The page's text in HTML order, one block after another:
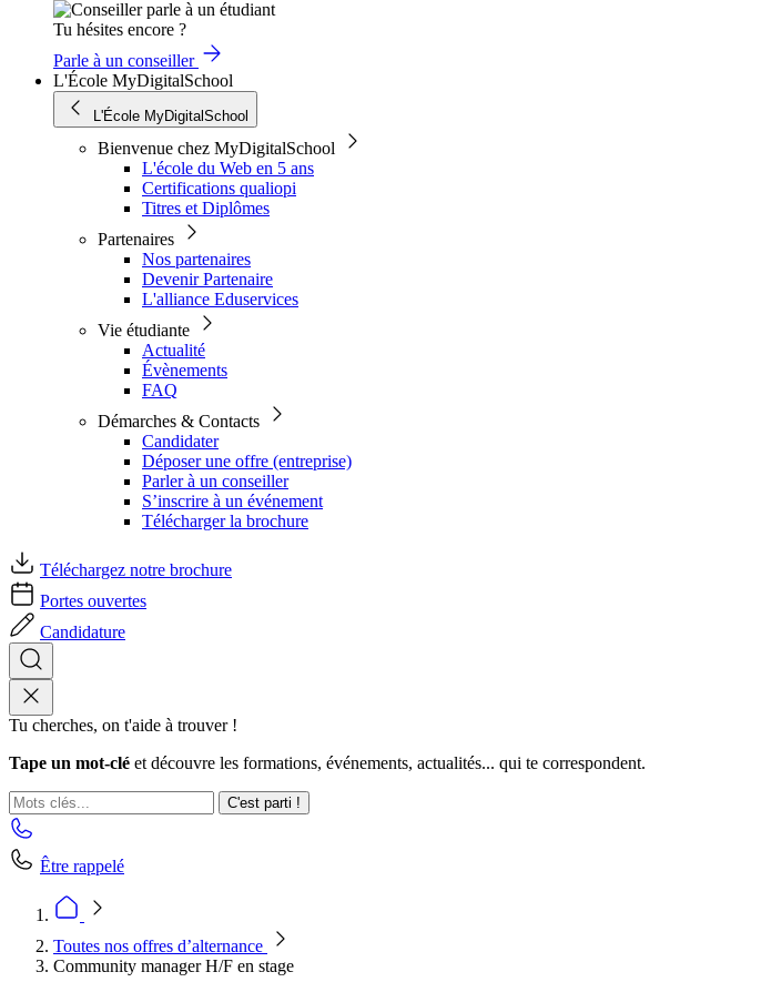
Tu hésites encore ?
Parle à un conseiller
L'École MyDigitalSchool
L'École MyDigitalSchool
Bienvenue chez MyDigitalSchool
L'école du Web en 5 ans
Certifications qualiopi
Titres et Diplômes
Partenaires
Nos partenaires
Devenir Partenaire
L'alliance Eduservices
Vie étudiante
Actualité
Évènements
FAQ
Démarches & Contacts
Candidater
Déposer une offre (entreprise)
Parler à un conseiller
S’inscrire à un événement
Télécharger la brochure
Téléchargez notre brochure
Portes ouvertes
Candidature
Tu cherches, on t'aide à trouver !
Tape un mot-clé et découvre les formations, événements, actualités... qui te correspondent.
C'est parti !
Être rappelé
Toutes nos offres d’alternance
Community manager H/F en stage